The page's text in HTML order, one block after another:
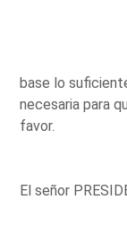
base lo
necesaria para
favor.
El señor